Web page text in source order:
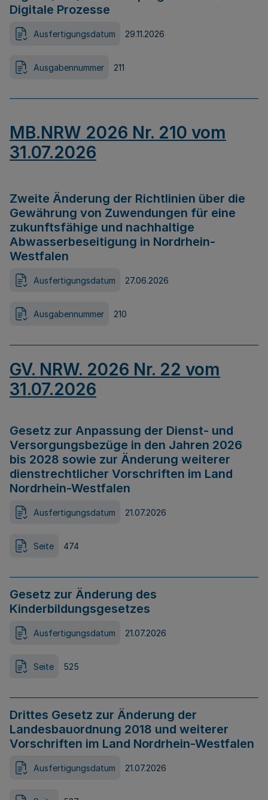
Digitale Prozesse
Ausfertigungsdatum 29.11.2026
Ausgabennummer 211
MB.NRW 2026 Nr. 210 vom
31.07.2026
Zweite Änderung der Richtlinien über die
Gewährung von Zuwendungen für eine
zukunftsfähige und nachhaltige
Abwasserbeseitigung in Nordrhein-
Westfalen
Ausfertigungsdatum 27.06.2026
Ausgabennummer 210
GV. NRW. 2026 Nr. 22 vom
31.07.2026
Gesetz zur Anpassung der Dienst- und
Versorgungsbezüge in den Jahren 2026
bis 2028 sowie zur Änderung weiterer
dienstrechtlicher Vorschriften im Land
Nordrhein-Westfalen
Ausfertigungsdatum 21.07.2026
Seite 474
Gesetz zur Änderung des
Kinderbildungsgesetzes
Ausfertigungsdatum 21.07.2026
Seite 525
Drittes Gesetz zur Änderung der
Landesbauordnung 2018 und weiterer
Vorschriften im Land Nordrhein-Westfalen
Ausfertigungsdatum 21.07.2026